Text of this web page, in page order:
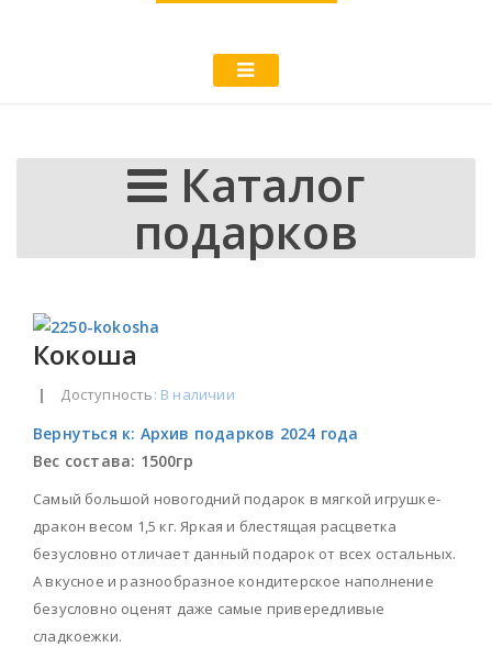
Каталог
подарков
Кокоша
| Доступность: В наличии
Вернуться к: Архив подарков 2024 года
Вес состава: 1500гр
Самый большой новогодний подарок в мягкой игрушке-
дракон весом 1,5 кг. Яркая и блестящая расцветка
безусловно отличает данный подарок от всех остальных.
А вкусное и разнообразное кондитерское наполнение
безусловно оценят даже самые привередливые
сладкоежки.